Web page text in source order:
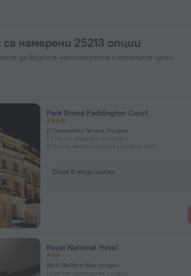
са намерени 25213 опции
да видите наличността и точните цени.
Park Grand Paddington Court
27 Devonshire Terrace, Лондон
3,7 км от центъра на Лондон
379 м от метростанция Lancaster Gate
Стая в този хотел
Royal National Hotel
38-51 Bedford Way, Лондон
1,8 км от центъра на Лондон
сега на ZenHotels.com